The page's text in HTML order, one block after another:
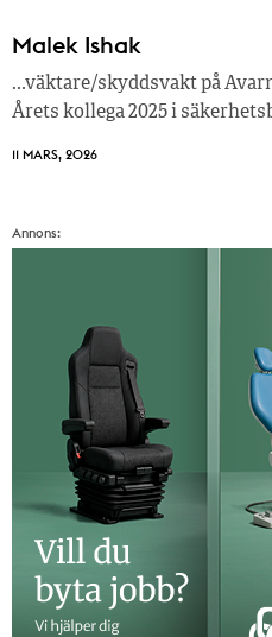
Malek Ishak
…väktare/skyddsvakt på
Årets kollega 2025 i
11 MARS, 2026
Annons: